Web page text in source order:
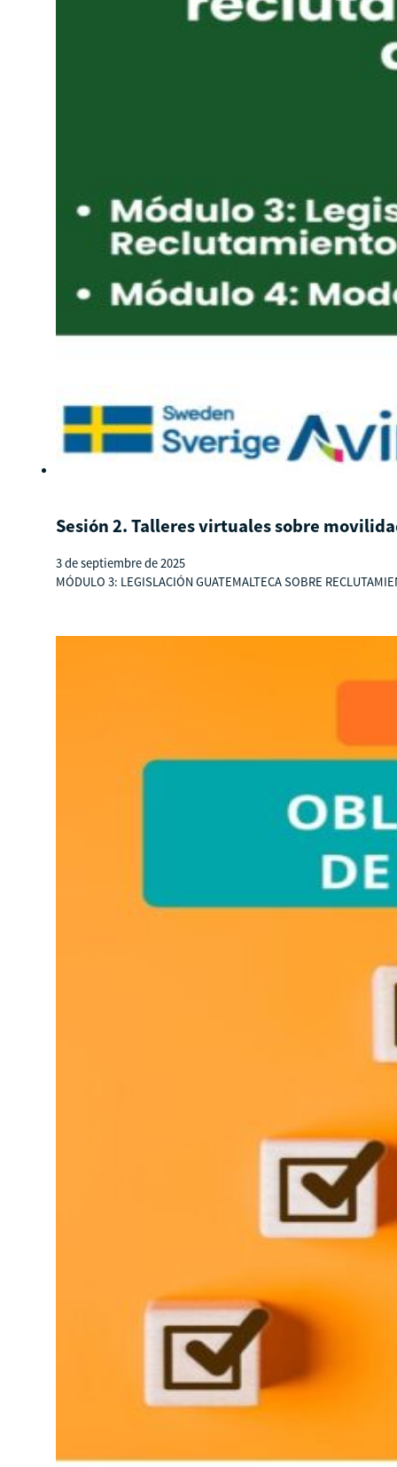
Sesión 2. Talleres virtuales sobre
3 de septiembre de 2025
MÓDULO 3: LEGISLACIÓN GUATEMALTECA SOBRE